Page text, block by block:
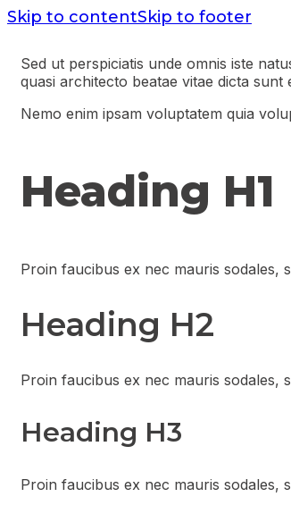
Skip to contentSkip to footer
Sed ut perspiciatis unde omnis iste
quasi architecto beatae vitae dicta sunt
Nemo enim ipsam voluptatem quia
Heading H1
Proin faucibus ex nec mauris sodales,
Heading H2
Proin faucibus ex nec mauris sodales,
Heading H3
Proin faucibus ex nec mauris sodales,